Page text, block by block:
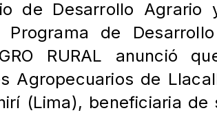
de Desarrollo Agrario
de
RURAL anunció
Agropecuarios de
(Lima), beneficiaria de